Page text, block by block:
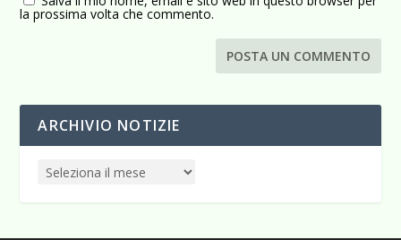
la prossima volta che commento.
ARCHIVIO NOTIZIE